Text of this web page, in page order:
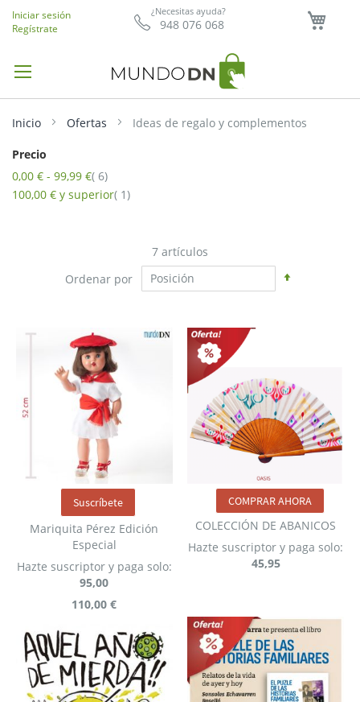
¿Necesitas ayuda?
948 076 068
Iniciar sesión
Regístrate
Inicio Ofertas Ideas de regalo y complementos
7 artículos
Ordenar por
Mariquita Pérez Edición
Especial
110,00 €
Hazte suscriptor y paga solo:
95,00
Suscríbete
COLECCIÓN DE ABANICOS
Hazte suscriptor y paga solo:
45,95
COMPRAR AHORA
Precio
0,00 € - 99,99 € 6artículo
100,00 € y superior 1artículo